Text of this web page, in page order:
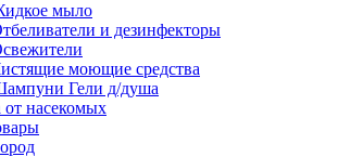
мыло
и дезинфекторы
моющие средства
Гели д/душа
от насекомых